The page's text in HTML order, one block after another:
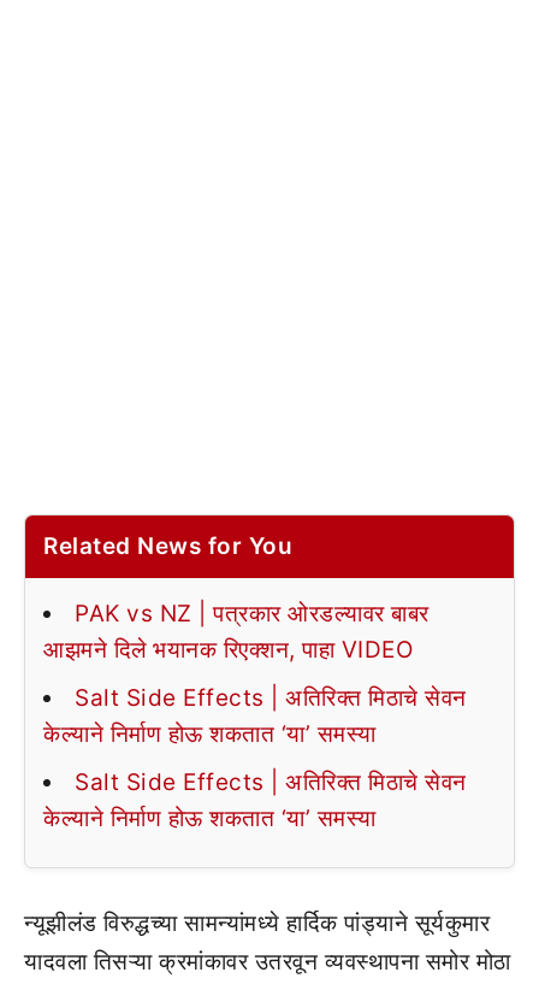
Related News for You
PAK vs NZ | पत्रकार ओरडल्यावर बाबर
आझमने दिले भयानक रिएक्शन, पाहा VIDEO
Salt Side Effects | अतिरिक्त मिठाचे सेवन
केल्याने निर्माण होऊ शकतात ‘या’ समस्या
Salt Side Effects | अतिरिक्त मिठाचे सेवन
केल्याने निर्माण होऊ शकतात ‘या’ समस्या
न्यूझीलंड विरुद्धच्या सामन्यांमध्ये हार्दिक पांड्याने सूर्यकुमार
यादवला तिसऱ्या क्रमांकावर उतरवून व्यवस्थापना समोर मोठा